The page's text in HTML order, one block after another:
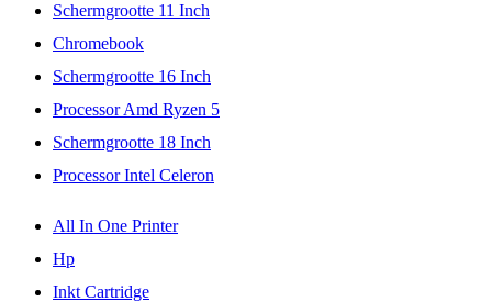
Schermgrootte 11 Inch
Chromebook
Schermgrootte 16 Inch
Processor Amd Ryzen 5
Schermgrootte 18 Inch
Processor Intel Celeron
All In One Printer
Hp
Inkt Cartridge